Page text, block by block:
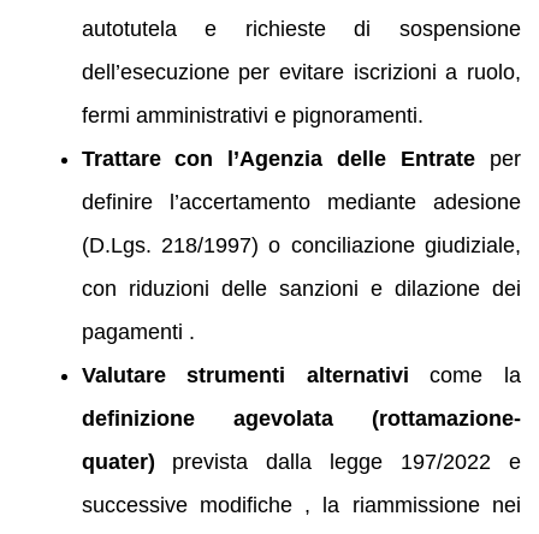
autotutela e richieste di sospensione
dell’esecuzione per evitare iscrizioni a ruolo,
fermi amministrativi e pignoramenti.
Trattare con l’Agenzia delle Entrate per
definire l’accertamento mediante adesione
(D.Lgs. 218/1997) o conciliazione giudiziale,
con riduzioni delle sanzioni e dilazione dei
pagamenti .
Valutare strumenti alternativi come la
definizione agevolata (rottamazione-
quater) prevista dalla legge 197/2022 e
successive modifiche , la riammissione nei